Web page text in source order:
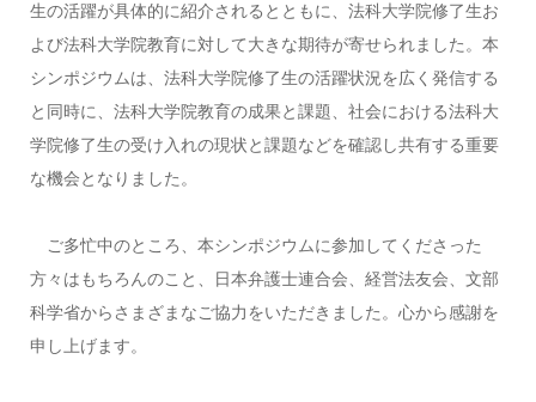
生の活躍が具体的に紹介されるとともに、法科大学院修了生お
よび法科大学院教育に対して大きな期待が寄せられました。本
シンポジウムは、法科大学院修了生の活躍状況を広く発信する
と同時に、法科大学院教育の成果と課題、社会における法科大
学院修了生の受け入れの現状と課題などを確認し共有する重要
な機会となりました。
ご多忙中のところ、本シンポジウムに参加してくださった
方々はもちろんのこと、日本弁護士連合会、経営法友会、文部
科学省からさまざまなご協力をいただきました。心から感謝を
申し上げます。